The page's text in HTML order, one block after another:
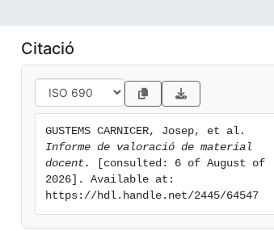
Citació
Informe de valoració de material
docent.
[consulted: 6 of August of
2026]. Available at:
https://hdl.handle.net/2445/64547